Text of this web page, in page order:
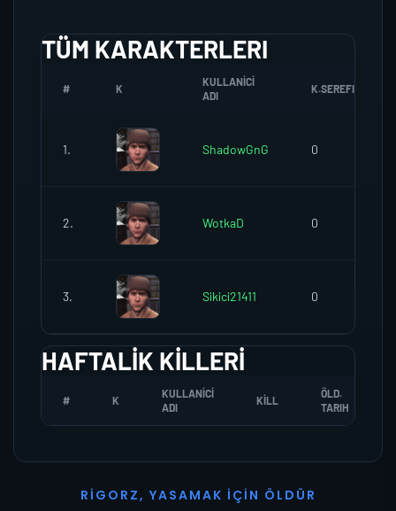
TÜM KARAKTERLERI
# K
KULLANICI
ADI
K.SEREFI
1. ShadowGnG 0
2. WotkaD 0
3. Sikici21411 0
HAFTALIK KILLERI
# K
KULLANICI
ADI
KILL
ÖLD.
TARIH
R I G O R Z, YASAMAK İ ÇI N Ö L D Ü R